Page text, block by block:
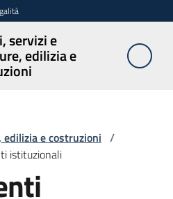
servizi e
edilizia e
e costruzioni /
istituzionali